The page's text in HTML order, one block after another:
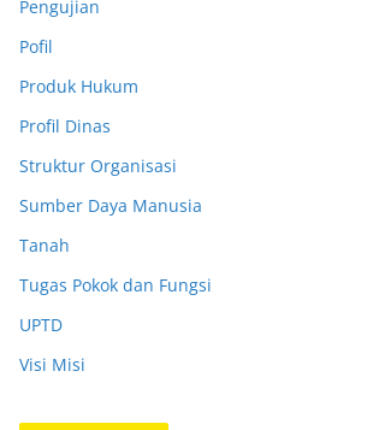
Pengujian
Pofil
Produk Hukum
Profil Dinas
Struktur Organisasi
Sumber Daya Manusia
Tanah
Tugas Pokok dan Fungsi
UPTD
Visi Misi